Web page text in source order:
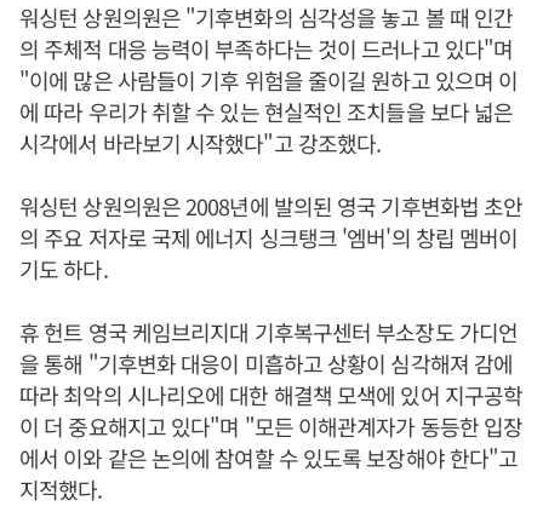
워싱턴 상원의원은 "기후변화의 심각성을 놓고 볼 때 인간
의 주체적 대응 능력이 부족하다는 것이 드러나고 있다"며
"이에 많은 사람들이 기후 위험을 줄이길 원하고 있으며 이
에 따라 우리가 취할 수 있는 현실적인 조치들을 보다 넓은
시각에서 바라보기 시작했다"고 강조했다.
워싱턴 상원의원은 2008년에 발의된 영국 기후변화법 초안
의 주요 저자로 국제 에너지 싱크탱크 '엠버'의 창립 멤버이
기도 하다.
휴 헌트 영국 케임브리지대 기후복구센터 부소장도 가디언
을 통해 "기후변화 대응이 미흡하고 상황이 심각해져 감에
따라 최악의 시나리오에 대한 해결책 모색에 있어 지구공학
이 더 중요해지고 있다"며 "모든 이해관계자가 동등한 입장
에서 이와 같은 논의에 참여할 수 있도록 보장해야 한다"고
지적했다.